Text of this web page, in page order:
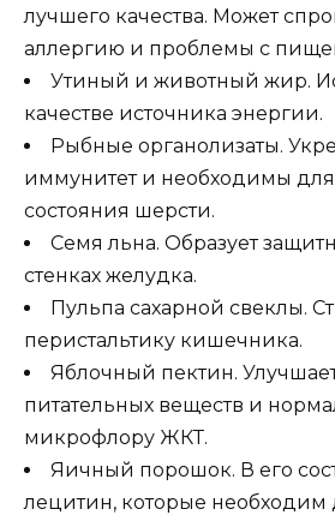
лучшего качества. Может
аллергию и проблемы с
Утиный и животный жир.
качестве источника энергии.
Рыбные органолизаты.
иммунитет и необходимы
состояния шерсти.
Семя льна. Образует
стенках желудка.
Пульпа сахарной свеклы.
перистальтику кишечника.
Яблочный пектин.
питательных веществ и
микрофлору ЖКТ.
Яичный порошок. В его
лецитин, которые